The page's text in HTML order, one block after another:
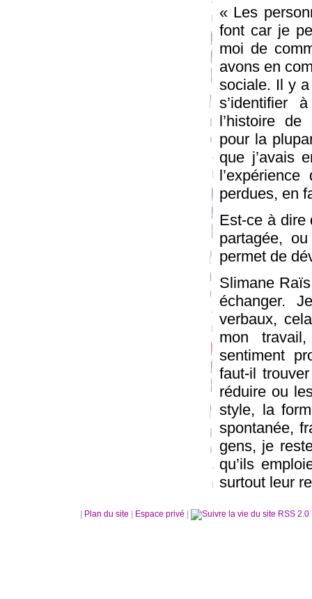
« Les
font car je
moi de
avons en
sociale. Il y
s’identifier
l’histoire de
pour la
que j’avais
perdues, en
Est-ce à dire
partagée,
permet de
Slimane
échanger.
verbaux,
mon
sentiment
faut-il
réduire ou
style, la
spontanée,
gens, je
qu’ils
surtout leur
Plan du site Espace privé RSS 2.0